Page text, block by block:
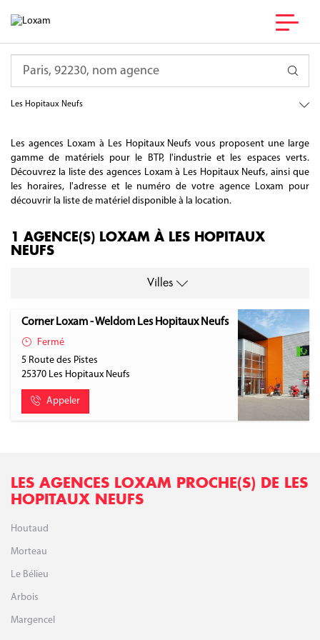
Les Hopitaux Neufs
Les agences Loxam à Les Hopitaux Neufs vous proposent une large
gamme de matériels pour le BTP, l'industrie et les espaces verts.
Découvrez la liste des agences Loxam à Les Hopitaux Neufs, ainsi que
les horaires, l'adresse et le numéro de votre agence Loxam pour
découvrir la liste de matériel disponible à la location.
1 AGENCE(S) LOXAM À LES HOPITAUX
NEUFS
Villes
Corner Loxam - Weldom Les Hopitaux Neufs
Fermé
5 Route des Pistes
25370 Les Hopitaux Neufs
Appeler
LES AGENCES LOXAM PROCHE(S) DE LES
HOPITAUX NEUFS
Houtaud
Morteau
Le Bélieu
Arbois
Margencel